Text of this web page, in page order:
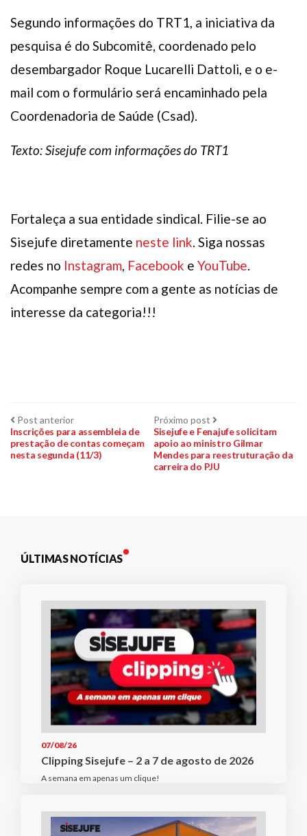
Segundo informações do TRT1, a iniciativa da
pesquisa é do Subcomitê, coordenado pelo
desembargador Roque Lucarelli Dattoli, e o e-
mail com o formulário será encaminhado pela
Coordenadoria de Saúde (Csad).
Texto: Sisejufe com informações do TRT1
Fortaleça a sua entidade sindical. Filie-se ao
Sisejufe diretamente neste link. Siga nossas
redes no Instagram, Facebook e YouTube.
Acompanhe sempre com a gente as notícias de
interesse da categoria!!!
Navegação
de
Post anteriorPost
anterior:
Inscrições para assembleia de
prestação de contas começam
nesta segunda (11/3)
Próximo post Próximo
post:
Sisejufe e Fenajufe solicitam
apoio ao ministro Gilmar
Mendes para reestruturação da
carreira do PJU
ÚLTIMAS NOTÍCIAS
07/08/26
Clipping Sisejufe – 2 a 7 de agosto de 2026
A semana em apenas um clique!